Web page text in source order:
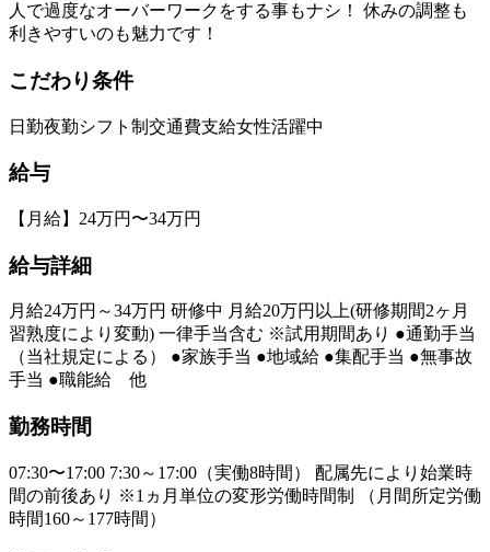
人で過度なオーバーワークをする事もナシ！ 休みの調整も
利きやすいのも魅力です！
こだわり条件
日勤夜勤シフト制 交通費支給女性活躍中
給与
【月給】24万円〜34万円
給与詳細
月給24万円～34万円 研修中 月給20万円以上(研修期間2ヶ月
習熟度により変動) 一律手当含む ※試用期間あり ●通勤手当
（当社規定による） ●家族手当 ●地域給 ●集配手当 ●無事故
手当 ●職能給 他
勤務時間
07:30〜17:00 7:30～17:00（実働8時間） 配属先により始業時
間の前後あり ※1ヵ月単位の変形労働時間制 （月間所定労働
時間160～177時間）